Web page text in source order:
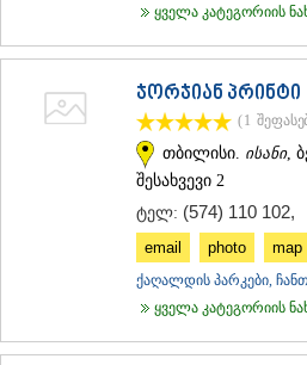
ყველა კატეგორიის
ჯორჯიან პრინტი
(1
თბილისი. ისანი,
შესახვევი 2
ტელ: (574) 110 102,
email photo map
ქაღალდის პარკები,
ყველა კატეგორიის